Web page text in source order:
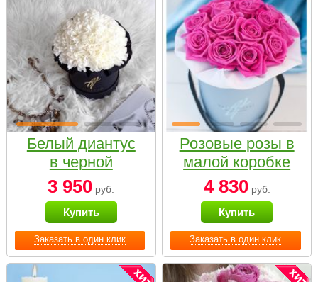
Заказать в один клик
Белый диантус
в черной
коробке Small
3 950 руб.
Купить
Заказать в один клик
Розовые розы в
малой коробке
4 830руб.
Купить